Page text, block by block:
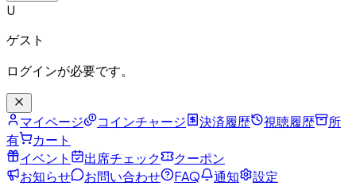
U
ゲスト
ログインが必要です。
マイページ コインチャージ 決済履歴 視聴履歴
所
有
カート
イベント
出席チェック
クーポン
お知らせ
お問い合わせ FAQ 通知 設定